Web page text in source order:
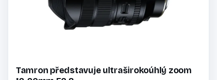
Tamron představuje ultraširokoúhlý zoom